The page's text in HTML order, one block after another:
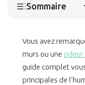
Sommaire
Vous avez
murs ou une odeur
guide complet
principales de